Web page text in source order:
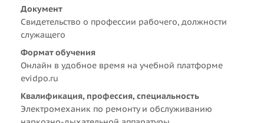
Документ
Свидетельство о профессии рабочего, должности
служащего
Формат обучения
Онлайн в удобное время на учебной платформе
evidpo.ru
Квалификация, профессия, специальность
Электромеханик по ремонту и обслуживанию